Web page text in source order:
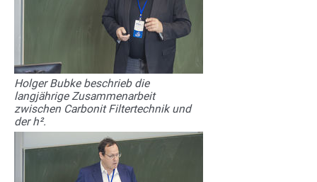
Holger Bubke beschrieb die
langjährige Zusammenarbeit
zwischen Carbonit Filtertechnik und
der h².